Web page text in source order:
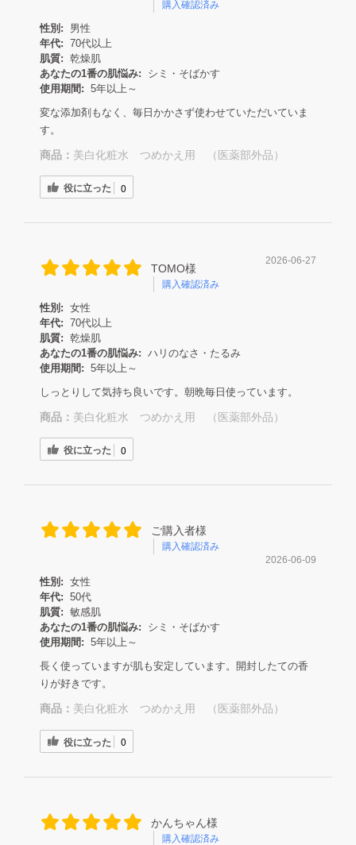
購入確認済み
性別:
男性
年代: 70代以上
肌質: 乾燥肌
あなたの1番の肌悩み:
シミ・そばかす
使用期間: 5年以上～
変な添加剤もなく、毎日かかさず使わせていただいていま
す。
商品： 美白化粧水 つめかえ用 （医薬部外品）
役に立った 0
TOMO様
購入確認済み
2026-06-27
性別: 女性
年代: 70代以上
肌質: 乾燥肌
あなたの1番の肌悩み: ハリのなさ・たるみ
使用期間: 5年以上～
しっとりして気持ち良いです。朝晩毎日使っています。
商品： 美白化粧水 つめかえ用 （医薬部外品）
役に立った 0
ご購入者様
購入確認済み
2026-06-09
性別: 女性
年代: 50代
肌質: 敏感肌
あなたの1番の肌悩み:
シミ・そばかす
使用期間: 5年以上～
長く使っていますが肌も安定しています。開封したての香
りが好きです。
商品： 美白化粧水 つめかえ用 （医薬部外品）
役に立った 0
かんちゃん様
購入確認済み